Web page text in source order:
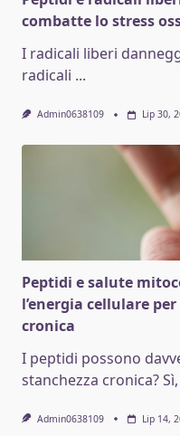
combatte lo stress
I radicali liberi
radicali ...
Admin0638109 Lip 30,
Peptidi e salute
l’energia cellulare
cronica
I peptidi possono
stanchezza cronica? Sì,
Admin0638109 Lip 14,